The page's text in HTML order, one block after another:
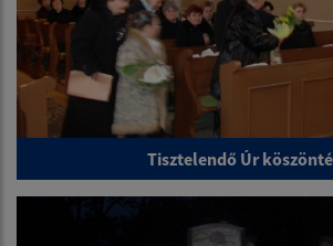
Tisztelendő Úr